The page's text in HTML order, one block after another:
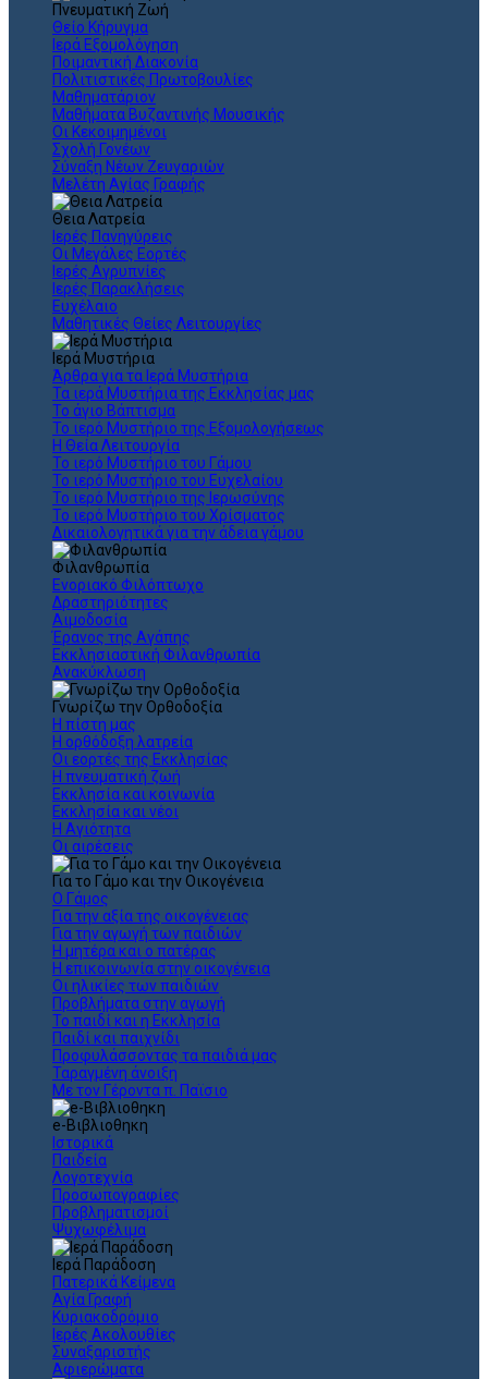
Πνευματική Ζωή
Θείο Κήρυγμα
Ιερά Εξομολόγηση
Ποιμαντική Διακονία
Πολιτιστικές Πρωτοβουλίες
Μαθηματάριον
Μαθήματα Βυζαντινής Μουσικής
Οι Κεκοιμημένοι
Σχολή Γονέων
Σύναξη Νέων Ζευγαριών
Μελέτη Αγίας Γραφής
Θεια Λατρεία
Ιερές Πανηγύρεις
Οι Μεγάλες Εορτές
Ιερές Αγρυπνίες
Ιερές Παρακλήσεις
Ευχέλαιο
Μαθητικές Θείες Λειτουργίες
Ιερά Μυστήρια
Άρθρα για τα Ιερά Μυστήρια
Τα ιερά Μυστήρια της Εκκλησίας μας
Το άγιο Βάπτισμα
Το ιερό Μυστήριο της Εξομολογήσεως
Η Θεία Λειτουργία
Το ιερό Μυστήριο του Γάμου
Το ιερό Μυστήριο του Ευχελαίου
Το ιερό Μυστήριο της Ιερωσύνης
Το ιερό Μυστήριο του Χρίσματος
Δικαιολογητικά για την άδεια γάμου
Φιλανθρωπία
Ενοριακό Φιλόπτωχο
Δραστηριότητες
Αιμοδοσία
Έρανος της Αγάπης
Εκκλησιαστική Φιλανθρωπία
Ανακύκλωση
Γνωρίζω την Ορθοδοξία
Η πίστη μας
Η ορθόδοξη λατρεία
Οι εορτές της Εκκλησίας
Η πνευματική ζωή
Εκκλησία και κοινωνία
Εκκλησία και νέοι
Η Αγιότητα
Οι αιρέσεις
Για το Γάμο και την Οικογένεια
Ο Γάμος
Για την αξία της οικογένειας
Για την αγωγή των παιδιών
Η μητέρα και ο πατέρας
Η επικοινωνία στην οικογένεια
Οι ηλικίες των παιδιών
Προβλήματα στην αγωγή
Το παιδί και η Εκκλησία
Παιδί και παιχνίδι
Προφυλάσσοντας τα παιδιά μας
Ταραγμένη άνοιξη
Με τον Γέροντα π. Παϊσιο
e-Βιβλιοθηκη
Ιστορικά
Παιδεία
Λογοτεχνία
Προσωπογραφίες
Προβληματισμοί
Ψυχωφέλιμα
Ιερά Παράδοση
Πατερικά Κείμενα
Αγία Γραφή
Κυριακοδρόμιο
Ιερές Ακολουθίες
Συναξαριστής
Αφιερώματα